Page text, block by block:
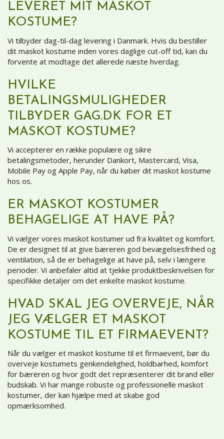
LEVERET MIT MASKOT
KOSTUME?
Vi tilbyder dag-til-dag levering i Danmark. Hvis du bestiller
dit maskot kostume inden vores daglige cut-off tid, kan du
forvente at modtage det allerede næste hverdag.
HVILKE
BETALINGSMULIGHEDER
TILBYDER GAG.DK FOR ET
MASKOT KOSTUME?
Vi accepterer en række populære og sikre
betalingsmetoder, herunder Dankort, Mastercard, Visa,
Mobile Pay og Apple Pay, når du køber dit maskot kostume
hos os.
ER MASKOT KOSTUMER
BEHAGELIGE AT HAVE PÅ?
Vi vælger vores maskot kostumer ud fra kvalitet og komfort.
De er designet til at give bæreren god bevægelsesfrihed og
ventilation, så de er behagelige at have på, selv i længere
perioder. Vi anbefaler altid at tjekke produktbeskrivelsen for
specifikke detaljer om det enkelte maskot kostume.
HVAD SKAL JEG OVERVEJE, NÅR
JEG VÆLGER ET MASKOT
KOSTUME TIL ET FIRMAEVENT?
Når du vælger et maskot kostume til et firmaevent, bør du
overveje kostumets genkendelighed, holdbarhed, komfort
for bæreren og hvor godt det repræsenterer dit brand eller
budskab. Vi har mange robuste og professionelle maskot
kostumer, der kan hjælpe med at skabe god
opmærksomhed.